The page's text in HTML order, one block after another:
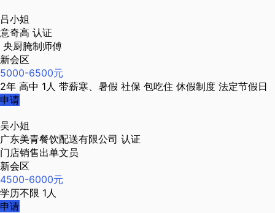
吕小姐
意奇高 认证
央厨腌制师傅
新会区
5000-6500元
2年 高中 1人 带薪寒、暑假 社保 包吃住 休假制度 法定节假日
申请
吴小姐
广东美青餐饮配送有限公司 认证
门店销售出单文员
新会区
4500-6000元
学历不限 1人
申请